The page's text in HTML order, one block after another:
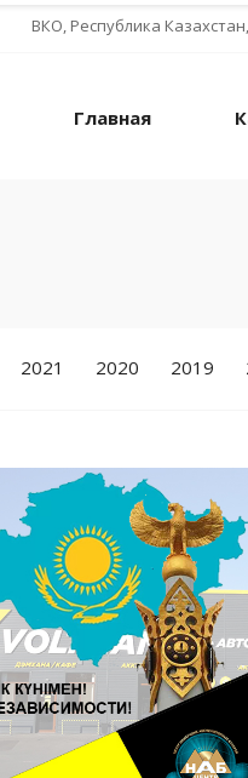
ВКО, Республика
Главная
2021 2020 2019